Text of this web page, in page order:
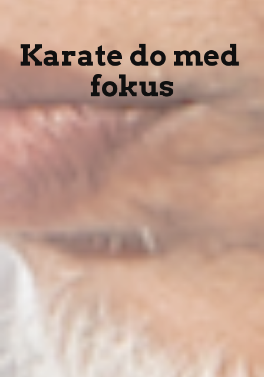
Karate do med
fokus